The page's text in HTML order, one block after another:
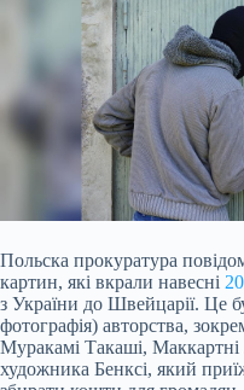
Польска прокуратура
картин, які вкрали навесні
з України до Швейцарії. Це
фотографія) авторства,
Муракамі Такаші,
художника Бенксі, який